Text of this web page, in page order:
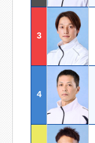
3
4